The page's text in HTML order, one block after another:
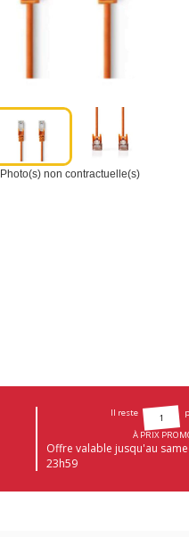
Photo(s) non contractuelle(s)
Il reste 1
À PRIX
Offre valable jusqu'au
23h59